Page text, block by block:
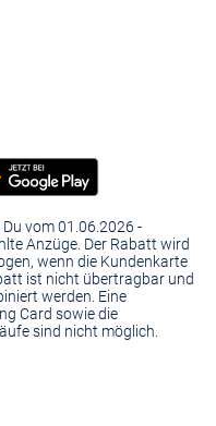
vom 01.06.2026 -
Anzüge. Der Rabatt wird
wenn die Kundenkarte
ist nicht übertragbar und
werden. Eine
Card sowie die
sind nicht möglich.